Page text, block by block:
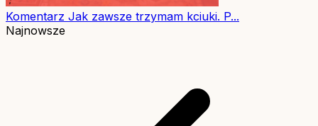
Komentarz Jak zawsze trzymam kciuki. P...
Najnowsze